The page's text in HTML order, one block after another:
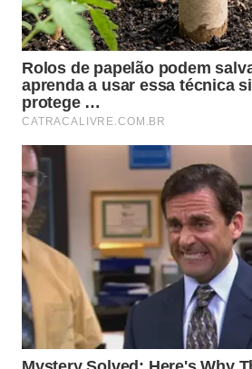
adequado. Para entender como
reagir a esses extremos, vale
efeitos comuns:
Formação de grumos ou
exposição a frio intenso;
Textura muito espessa, que
em quantidade suficiente;
Separação de água e óleo,
nem sempre voltando ao
Produto aquecido em carro
direto, com possível perda de
vencimento.
Como armazenar o
para manter a